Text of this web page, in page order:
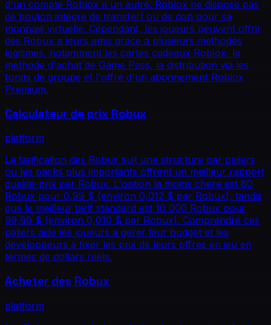
d'un compte Roblox a un autre. Roblox ne dispose pas
de bouton integre de transfert ou de don pour sa
monnaie virtuelle. Cependant, les joueurs peuvent offrir
des Robux a leurs amis grace a plusieurs methodes
legitimes, notamment les cartes cadeaux Roblox, la
methode d'achat de Game Pass, la distribution via les
fonds de groupe et l'offre d'un abonnement Roblox
Premium.
Calculateur de prix Robux
platform
La tarification des Robux suit une structure par paliers
ou les packs plus importants offrent un meilleur rapport
qualite-prix par Robux. L'option la moins chere est 80
Robux pour 0,99 $ (environ 0,012 $ par Robux), tandis
que le meilleur tarif standard est 10 000 Robux pour
99,99 $ (environ 0,010 $ par Robux). Comprendre ces
paliers aide les joueurs a gerer leur budget et les
developpeurs a fixer les prix de leurs offres en jeu en
termes de dollars reels.
Acheter des Robux
platform